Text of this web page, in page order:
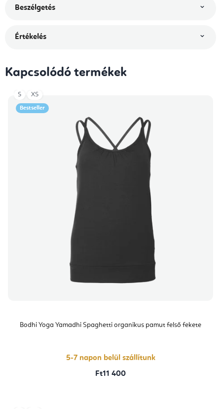
Beszélgetés
Értékelés
Kapcsolódó termékek
Bestseller
Bodhi Yoga Yamadhi Spaghetti organikus pamut felső fekete
5-7 napon belül szállítunk
Ft11 400
S XS